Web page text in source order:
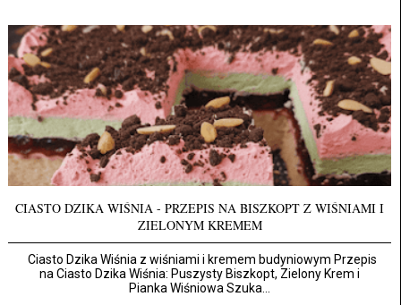
CIASTO DZIKA WIŚNIA - PRZEPIS NA BISZKOPT Z WIŚNIAMI I
ZIELONYM KREMEM
Ciasto Dzika Wiśnia z wiśniami i kremem budyniowym Przepis
na Ciasto Dzika Wiśnia: Puszysty Biszkopt, Zielony Krem i
Pianka Wiśniowa Szuka...